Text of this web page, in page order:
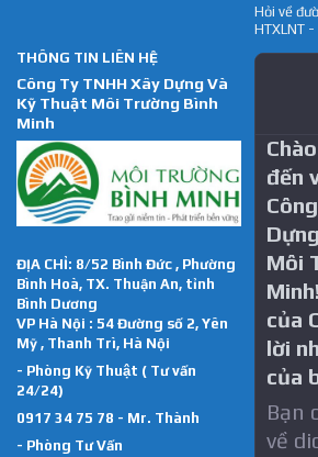
THÔNG TIN LIÊN HỆ
Công Ty TNHH Xây Dựng Và
Kỹ Thuật Môi Trường Bình
Minh
ĐỊA CHỈ: 8/52 Bình Đức , Phường
Bình Hoà, TX. Thuận An, tỉnh
Bình Dương
VP Hà Nội : 54 Đường số 2, Yên
Mỹ , Thanh Trì, Hà Nội
- Phòng Kỹ Thuật ( Tư vấn
24/24)
0917 34 75 78 - Mr. Thành
- Phòng Tư Vấn
Hỏi về
HTXLNT -
đến
Môi
của
lời
của
Bạn
về